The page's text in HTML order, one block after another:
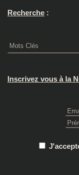
Recherche :
Rechercher
Inscrivez vous à la